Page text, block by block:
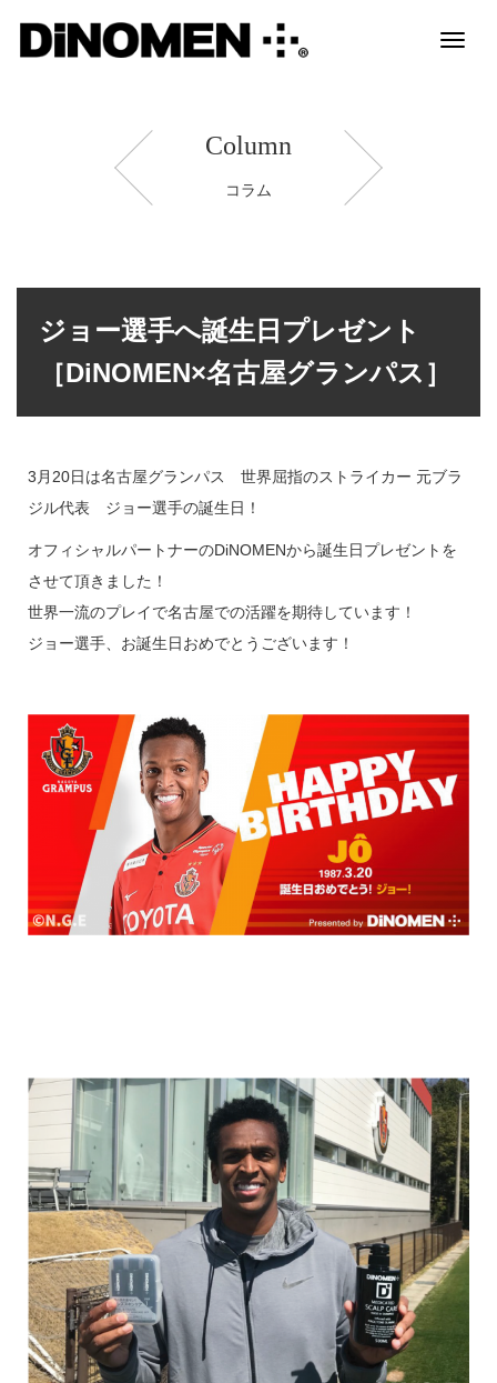
Toggle
Column
コラム
ジョー選手へ誕生日プレゼント
［DiNOMEN×名古屋グランパス］
3月20日は名古屋グランパス 世界屈指のストライカー 元ブラ
ジル代表 ジョー選手の誕生日！
オフィシャルパートナーのDiNOMENから誕生日プレゼントを
させて頂きました！
世界一流のプレイで名古屋での活躍を期待しています！
ジョー選手、お誕生日おめでとうございます！